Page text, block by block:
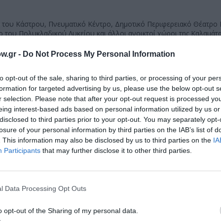
- Do Not Process My Personal Information
opt-out of the sale, sharing to third parties, or processing of your
for targeted advertising by us, please use the below opt-out
selection. Please note that after your opt-out request is processed
interest-based ads based on personal information utilized by us
to third parties prior to your opt-out. You may separately
of your personal information by third parties on the IAB’s list of
This information may also be disclosed by us to third parties on the
Participants that may further disclose it to other third parties.
Data Processing Opt Outs
opt-out of the Sharing of my personal data.
Κάστρου, Πνευματικό Κέντρο, Δημοτικό Περιφερειακό Θέατρο
του Πολυκλαδικού Λυκείου και άλλοι ανοικτοί χώροι της
πρώτοι όλες τις ειδήσεις
στοCulturenow.gr
Δες
και τον Πολιτισμό!
το Culturenow.gr